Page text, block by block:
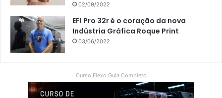
02/09/2022
EFI Pro 32r é o coração da nova
Indústria Gráfica Roque Print
03/06/2022
Curso Flexo Guia Completo